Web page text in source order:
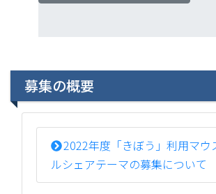
募集の概要
2022年度「きぼう」利用マウ
ルシェアテーマの募集について